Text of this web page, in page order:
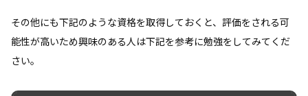
その他にも下記のような資格を取得しておくと、評価をされる可
能性が高いため興味のある人は下記を参考に勉強をしてみてくだ
さい。